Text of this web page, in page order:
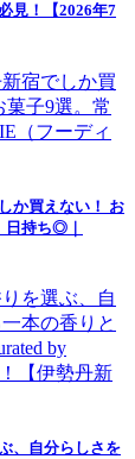
見！【2026年7
か買えない！ お
日持ち◎｜
、自分らしさを